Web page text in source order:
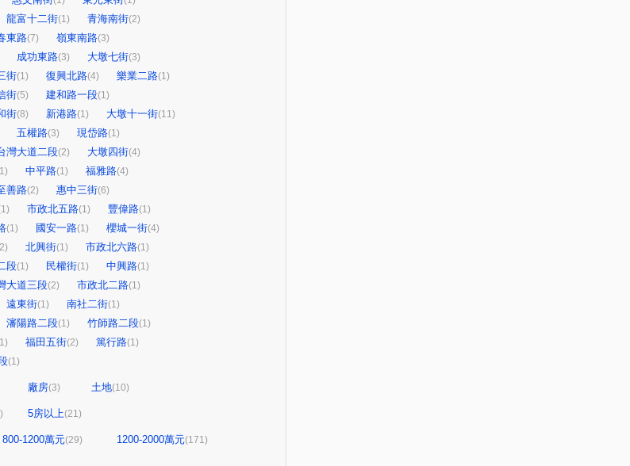
龍富十二街(1) 青海南街(2)
東路(7) 嶺東南路(3)
成功東路(3) 大墩七街(3)
街(1) 復興北路(4) 樂業二路(1)
街(5) 建和路一段(1)
街(8) 新港路(1) 大墩十一街(11)
五權路(3) 現岱路(1)
灣大道二段(2) 大墩四街(4)
中平路(1) 福雅路(4)
善路(2) 惠中三街(6)
市政北五路(1) 豐偉路(1)
(1) 國安一路(1) 櫻城一街(4)
北興街(1) 市政北六路(1)
段(1) 民權街(1) 中興路(1)
大道三段(2) 市政北二路(1)
遠東街(1) 南社二街(1)
瀋陽路二段(1) 竹師路二段(1)
福田五街(2) 篤行路(1)
(1)
廠房(3) 土地(10)
5房以上(21)
800-1200萬元(29) 1200-2000萬元(171)